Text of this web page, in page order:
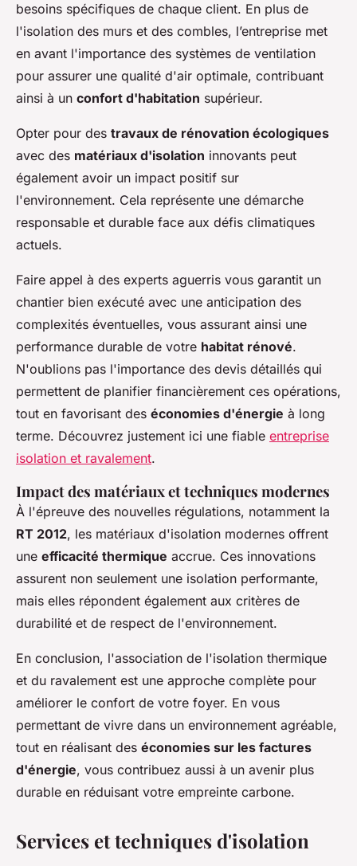
besoins spécifiques de chaque client. En plus de
l'isolation des murs et des combles, l’entreprise met
en avant l'importance des systèmes de ventilation
pour assurer une qualité d'air optimale, contribuant
ainsi à un confort d'habitation supérieur.
Opter pour des travaux de rénovation écologiques
avec des matériaux d'isolation innovants peut
également avoir un impact positif sur
l'environnement. Cela représente une démarche
responsable et durable face aux défis climatiques
actuels.
Faire appel à des experts aguerris vous garantit un
chantier bien exécuté avec une anticipation des
complexités éventuelles, vous assurant ainsi une
performance durable de votre habitat rénové.
N'oublions pas l'importance des devis détaillés qui
permettent de planifier financièrement ces opérations,
tout en favorisant des économies d'énergie à long
terme. Découvrez justement ici une fiable entreprise
isolation et ravalement.
Impact des matériaux et techniques modernes
À l'épreuve des nouvelles régulations, notamment la
RT 2012, les matériaux d'isolation modernes offrent
une efficacité thermique accrue. Ces innovations
assurent non seulement une isolation performante,
mais elles répondent également aux critères de
durabilité et de respect de l'environnement.
En conclusion, l'association de l'isolation thermique
et du ravalement est une approche complète pour
améliorer le confort de votre foyer. En vous
permettant de vivre dans un environnement agréable,
tout en réalisant des économies sur les factures
d'énergie, vous contribuez aussi à un avenir plus
durable en réduisant votre empreinte carbone.
Services et techniques d'isolation